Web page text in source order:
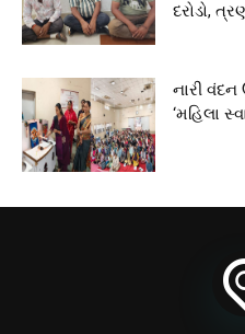
દરોડો,
નારી
‘મહિલા